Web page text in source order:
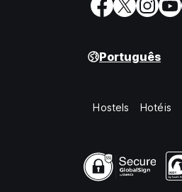
Português
Hostels Hotéis